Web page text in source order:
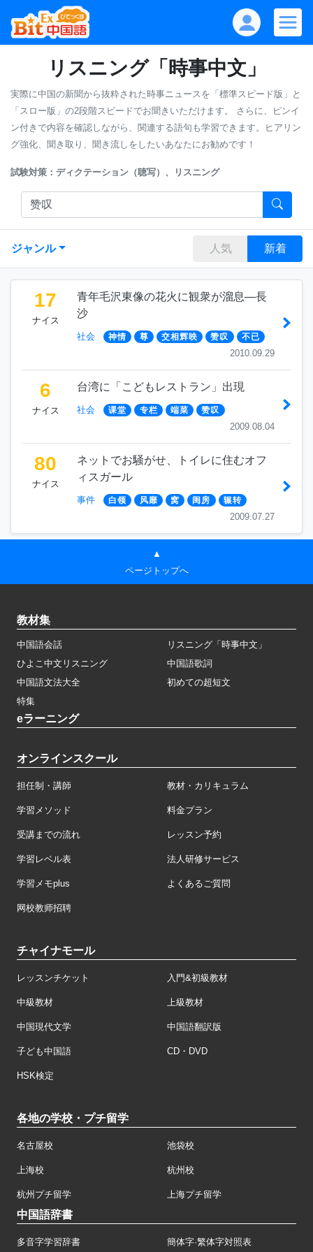
リスニング「時事中文」
実際に中国の新聞から抜粋された時事ニュースを「標準スピード版」と
「スロー版」の2段階スピードでお聞きいただけます。
さらに、ピンイ
ン付きで内容を確認しながら、関連する語句も学習できます。ヒアリン
グ強化、聞き取り、聞き流しをしたいあなたにお勧めです！
試験対策：ディクテーション（聴写）、リスニング
ジャンル 人気 新着
17
ナイス
青年毛沢東像の花火に観衆が溜息―長
沙
社会 神情 尊 交相辉映 赞叹 不已
2010.09.29
6
ナイス
台湾に「こどもレストラン」出現
社会 课堂 专栏 端菜 赞叹
2009.08.04
80
ナイス
ネットでお騒がせ、トイレに住むオフ
ィスガール
事件 白领 风靡 窝 闺房 辗转
2009.07.27
▲
ページトップへ
教材集
中国語会話
リスニング「時事中文」
ひよこ中文リスニング
中国語歌詞
中国語文法大全
初めての超短文
特集
eラーニング
オンラインスクール
担任制・講師 教材・カリキュラム
学習メソッド 料金プラン
受講までの流れ レッスン予約
学習レベル表 法人研修サービス
学習メモplus よくあるご質問
网校教师招聘
チャイナモール
レッスンチケット 入門&初級教材
中級教材 上級教材
中国現代文学 中国語翻訳版
子ども中国語 CD・DVD
HSK検定
各地の学校・プチ留学
名古屋校 池袋校
上海校 杭州校
杭州プチ留学 上海プチ留学
中国語辞書
多音字学習辞書 簡体字·繁体字対照表